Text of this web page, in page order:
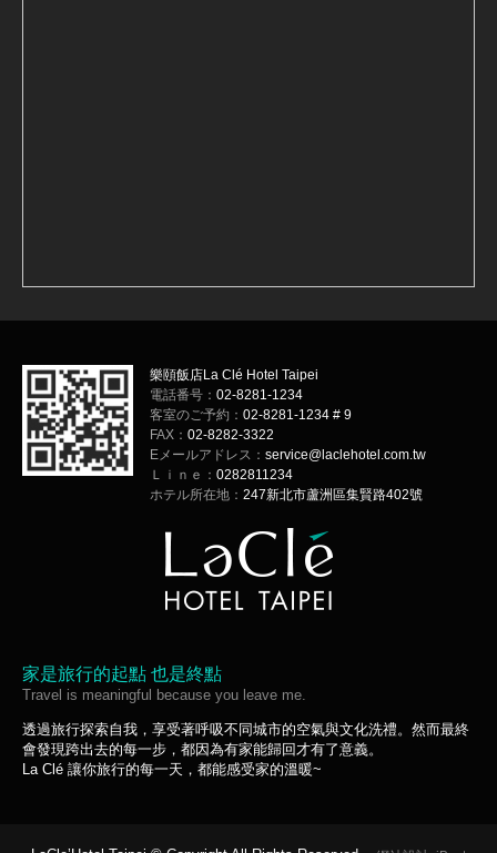
樂頤飯店La Clé Hotel Taipei
電話番号： 02-8281-1234
客室のご予約： 02-8281-1234 # 9
FAX： 02-8282-3322
Eメールアドレス： service@laclehotel.com.tw
Ｌｉｎｅ： 0282811234
ホテル所在地： 247新北市蘆洲區集賢路402號
家是旅行的起點 也是終點
Travel is meaningful because you leave me.
透過旅行探索自我，享受著呼吸不同城市的空氣與文化洗禮。然而最終
會發現跨出去的每一步，都因為有家能歸回才有了意義。
La Clé 讓你旅行的每一天，都能感受家的溫暖~